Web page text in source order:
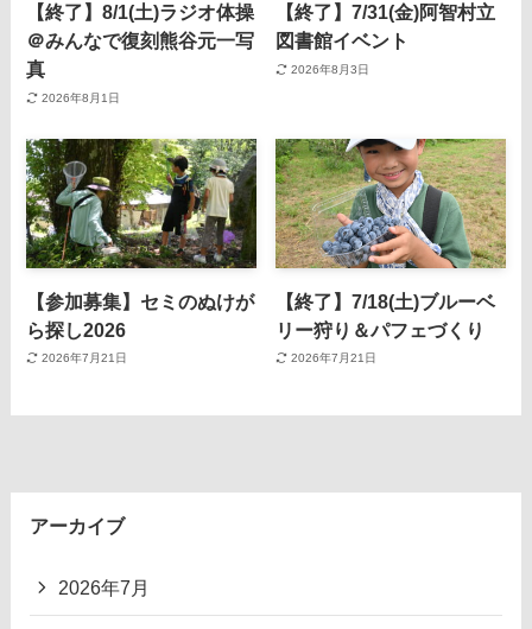
【終了】8/1(土)ラジオ体操
＠みんなで復刻熊谷元一写
真
2026年8月1日
【終了】7/31(金)阿智村立
図書館イベント
2026年8月3日
【参加募集】セミのぬけが
ら探し2026
2026年7月21日
【終了】7/18(土)ブルーベ
リー狩り＆パフェづくり
2026年7月21日
アーカイブ
2026年7月